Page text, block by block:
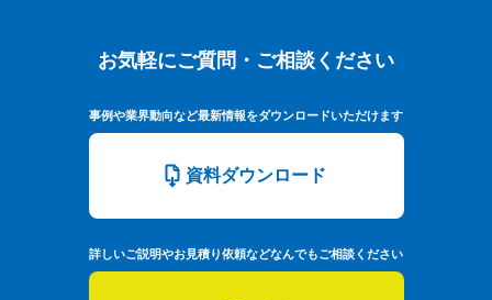
お気軽にご質問・ご相談ください
お気軽にご質問・ご相談ください
事例や業界動向など最新情報をダウンロードいただけます
資料ダウンロード
詳しいご説明やお見積り依頼などなんでもご相談ください